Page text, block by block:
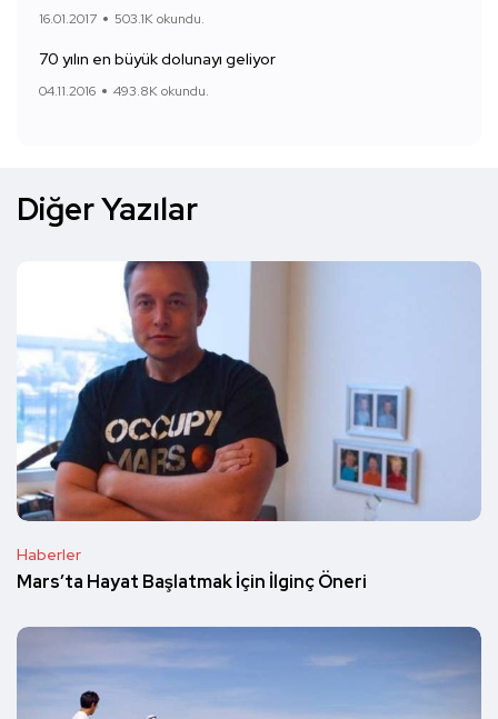
16.01.2017 503.1K okundu.
70 yılın en büyük dolunayı geliyor
04.11.2016 493.8K okundu.
Diğer Yazılar
Haberler
Mars’ta Hayat Başlatmak İçin İlginç Öneri